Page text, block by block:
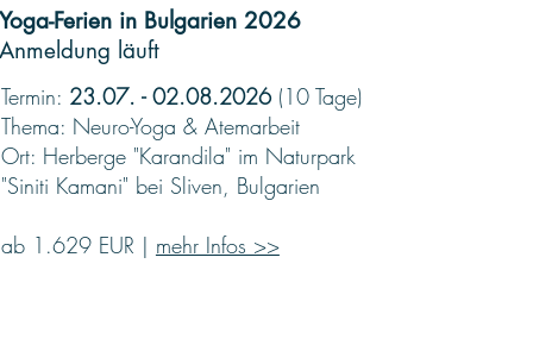
Ferien in Bulgarien 2026
läuft
Termin: 23.07. - 02.08.2026(10 Tage)
Thema: Neuro-Yoga & Atemarbeit
Ort: Herberge "Karandila" im Naturpark
"Siniti Kamani" bei Sliven, Bulgarien
ab 1.629 EUR | mehr Infos >>